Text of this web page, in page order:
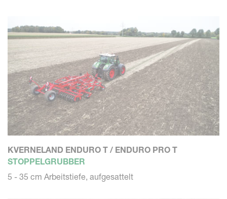
KVERNELAND ENDURO T / ENDURO PRO T
STOPPELGRUBBER
5 - 35 cm Arbeitstiefe, aufgesattelt